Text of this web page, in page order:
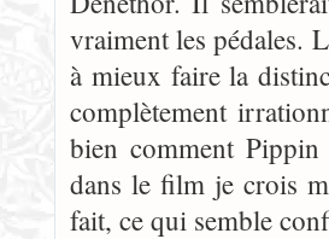
vraiment les pédales.
à mieux faire la
complètement
bien comment
dans le film je crois
fait, ce qui semble